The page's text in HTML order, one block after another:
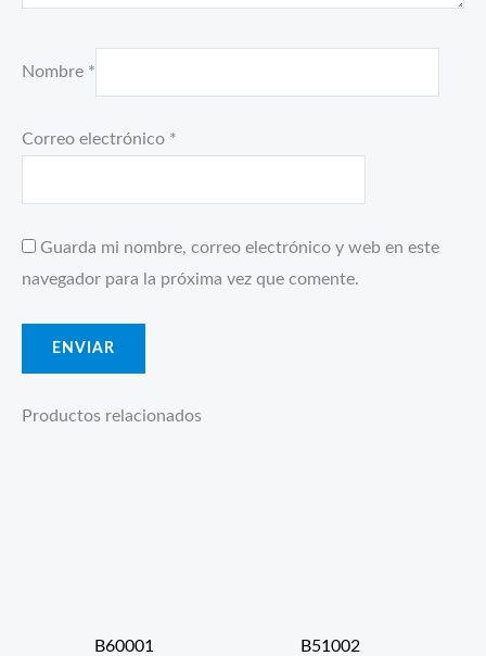
Nombre *
Correo electrónico *
Guarda mi nombre, correo electrónico y web en este
navegador para la próxima vez que comente.
Productos relacionados
B60001 B51002